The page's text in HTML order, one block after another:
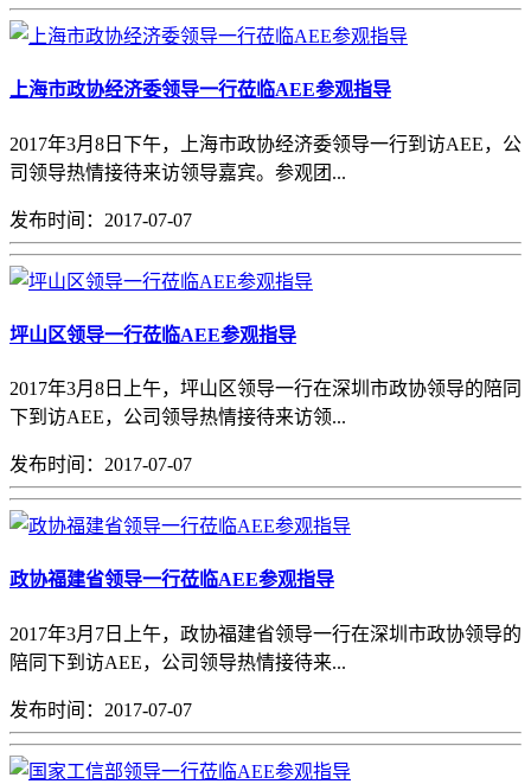
上海市政协经济委领导一行莅临AEE参观指导
2017年3月8日下午，上海市政协经济委领导一行到访AEE，公
司领导热情接待来访领导嘉宾。参观团...
发布时间：2017-07-07
坪山区领导一行莅临AEE参观指导
2017年3月8日上午，坪山区领导一行在深圳市政协领导的陪同
下到访AEE，公司领导热情接待来访领...
发布时间：2017-07-07
政协福建省领导一行莅临AEE参观指导
2017年3月7日上午，政协福建省领导一行在深圳市政协领导的
陪同下到访AEE，公司领导热情接待来...
发布时间：2017-07-07